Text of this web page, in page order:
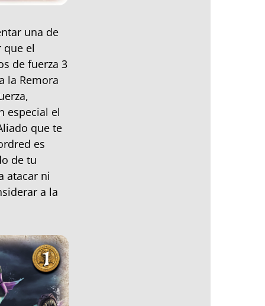
una de
que el
de fuerza 3
la Remora
especial el
que te
es
de tu
atacar ni
a la